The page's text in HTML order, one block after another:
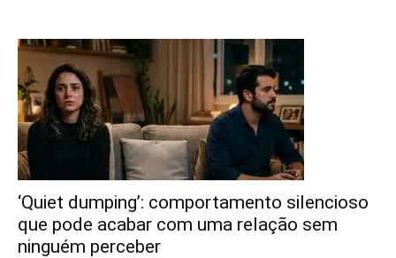
‘Quiet dumping’: comportamento silencioso
que pode acabar com uma relação sem
ninguém perceber